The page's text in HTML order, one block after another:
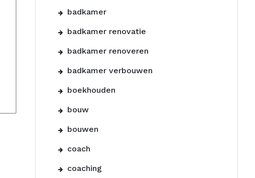
badkamer
badkamer renovatie
badkamer renoveren
badkamer verbouwen
boekhouden
bouw
bouwen
coach
coaching